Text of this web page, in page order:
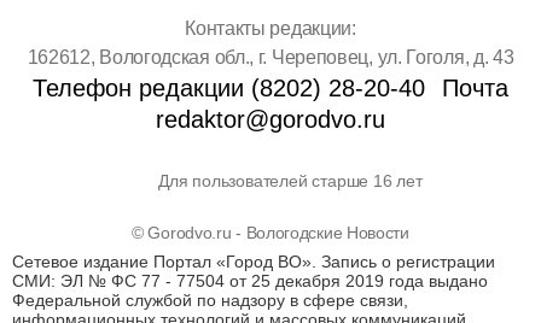
Контакты редакции:
162612, Вологодская обл., г. Череповец, ул. Гоголя, д. 43
Телефон редакции (8202) 28-20-40
Почта
redaktor@gorodvo.ru
Для пользователей старше 16 лет
© Gorodvo.ru - Вологодские Новости
Сетевое издание Портал «Город ВО». Запись о регистрации
СМИ: ЭЛ № ФС 77 - 77504 от 25 декабря 2019 года выдано
Федеральной службой по надзору в сфере связи,
информационных технологий и массовых коммуникаций